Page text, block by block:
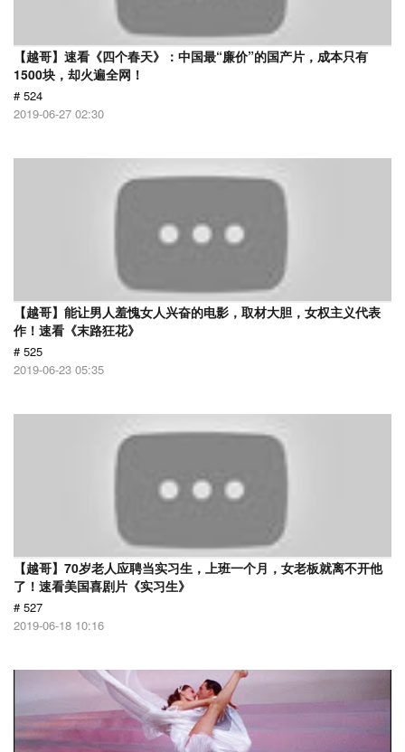
【越哥】速看《四个春天》：中国最“廉价”的国产片，成本只有
1500块，却火遍全网！
# 524
2019-06-27 02:30
【越哥】能让男人羞愧女人兴奋的电影，取材大胆，女权主义代表
作！速看《末路狂花》
# 525
2019-06-23 05:35
【越哥】70岁老人应聘当实习生，上班一个月，女老板就离不开他
了！速看美国喜剧片《实习生》
# 527
2019-06-18 10:16